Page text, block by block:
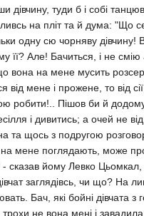
дiвчину, туди б i собi
на плiт та й дума: "Що
одну сю чорняву
її? Але! Бачиться, i не
вона на мене мусить
вiд мене i прожене, то вiд
робити!.. Пiшов би й
i дивитись; а очей не
та щось з подругою
на мене поглядають, може
сказав йому Левко
заглядiвсь, чи що? На
Бач, якi бойнi дiвчата з
не вона менi i